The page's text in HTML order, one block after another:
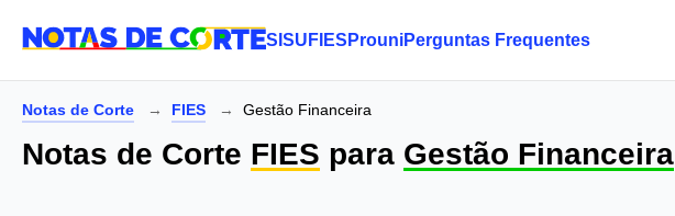
SISU FIES ProuniPerguntas Frequentes
Notas de Corte FIES Gestão Financeira
Notas de Corte FIES para Gestão Financeira